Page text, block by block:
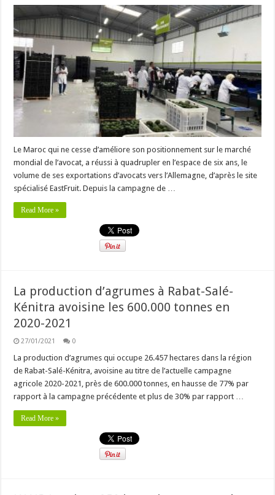
Le Maroc qui ne cesse d’améliore son positionnement sur le marché
mondial de l’avocat, a réussi à quadrupler en l’espace de six ans, le
volume de ses exportations d’avocats vers l’Allemagne, d’après le site
spécialisé EastFruit. Depuis la campagne de …
Read More »
La production d’agrumes à Rabat-Salé-
Kénitra avoisine les 600.000 tonnes en
2020-2021
27/01/2021 0
La production d’agrumes qui occupe 26.457 hectares dans la région
de Rabat-Salé-Kénitra, avoisine au titre de l’actuelle campagne
agricole 2020-2021, près de 600.000 tonnes, en hausse de 77% par
rapport à la campagne précédente et plus de 30% par rapport …
Read More »